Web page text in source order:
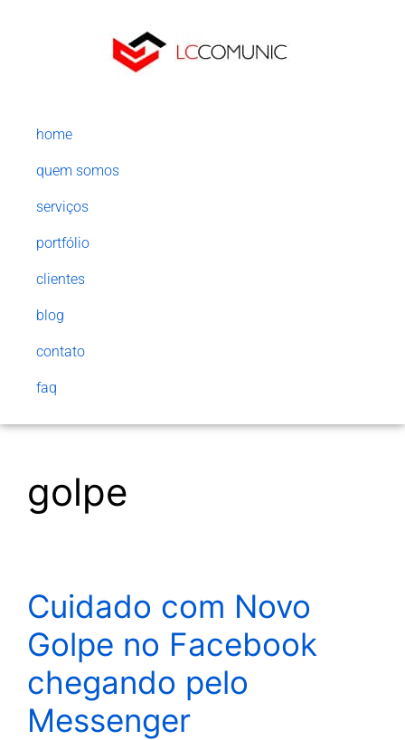
home
quem somos
serviços
portfólio
clientes
blog
contato
faq
golpe
Cuidado com Novo
Golpe no Facebook
chegando pelo
Messenger